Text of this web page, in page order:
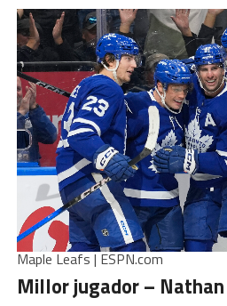
Maple Leafs | ESPN.com
Millor jugador –